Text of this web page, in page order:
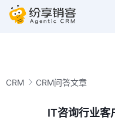
CRM CRM问答文章
IT咨询行业客